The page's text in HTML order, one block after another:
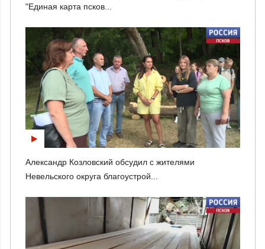
"Единая карта псков...
Александр Козловский обсудил с жителями
Невельского округа благоустрой...